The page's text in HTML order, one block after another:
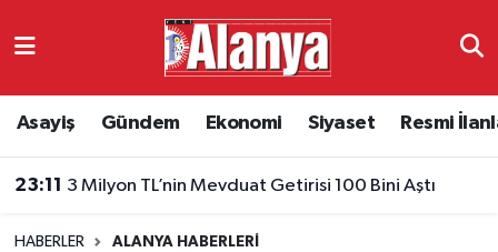
Asayiş Gündem Ekonomi Siyaset Resmi
23:11 3 Milyon TL’nin Mevduat Getirisi 100 Bini Aştı
HABERLER ALANYA HABERLERI
Ekonomi
Antalya Namaz Vakitleri